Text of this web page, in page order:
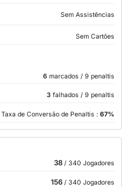
Sem Assistências
Sem Cartões
6 marcados / 9 penaltis
3 falhados / 9 penaltis
Taxa de Conversão de Penaltis : 67%
38/ 340 Jogadores
156/ 340 Jogadores